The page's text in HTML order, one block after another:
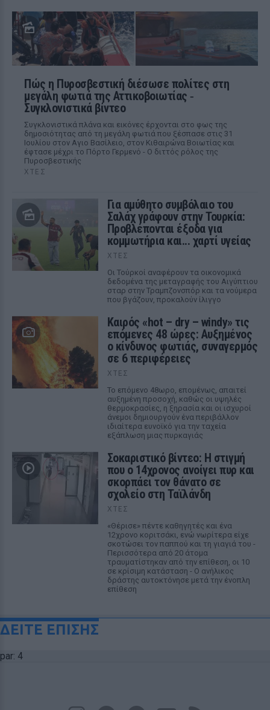
Πώς η Πυροσβεστική διέσωσε πολίτες στη
μεγάλη φωτιά της Αττικοβοιωτίας ‑
Συγκλονιστικά βίντεο
Συγκλονιστικά πλάνα και εικόνες έρχονται στο φως της
δημοσιότητας από τη μεγάλη φωτιά που ξέσπασε στις 31
Ιουλίου στον Αγιο Βασίλειο, στον Κιθαιρώνα Βοιωτίας και
έφτασε μέχρι το Πόρτο Γερμενό - Ο διττός ρόλος της
Πυροσβεστικής
ΧΤΕΣ
Για αμύθητο συμβόλαιο του
Σαλάχ γράφουν στην Τουρκία:
Προβλέπονται έξοδα για
κομμωτήρια και... χαρτί υγείας
ΧΤΕΣ
Οι Τούρκοί αναφέρουν τα οικονομικά
δεδομένα της μεταγραφής του Αιγύπτιου
σταρ στην Τραμπζονσπόρ και τα νούμερα
που βγάζουν, προκαλούν ίλιγγο
Καιρός «hot – dry – windy» τις
επόμενες 48 ώρες: Αυξημένος
ο κίνδυνος φωτιάς, συναγερμός
σε 6 περιφέρειες
ΧΤΕΣ
Το επόμενο 48ωρο, επομένως, απαιτεί
αυξημένη προσοχή, καθώς οι υψηλές
θερμοκρασίες, η ξηρασία και οι ισχυροί
άνεμοι δημιουργούν ένα περιβάλλον
ιδιαίτερα ευνοϊκό για την ταχεία
εξάπλωση μιας πυρκαγιάς
Σοκαριστικό βίντεο: Η στιγμή
που ο 14χρονος ανοίγει πυρ και
σκορπάει τον θάνατο σε
σχολείο στη Ταϊλάνδη
ΧΤΕΣ
«Θέρισε» πέντε καθηγητές και ένα
12χρονο κοριτσάκι, ενώ νωρίτερα είχε
σκοτώσει τον παππού και τη γιαγιά του -
Περισσότερα από 20 άτομα
τραυματίστηκαν από την επίθεση, οι 10
σε κρίσιμη κατάσταση - Ο ανήλικος
δράστης αυτοκτόνησε μετά την ένοπλη
επίθεση
ΔΕΙΤΕ ΕΠΙΣΗΣ
par: 4